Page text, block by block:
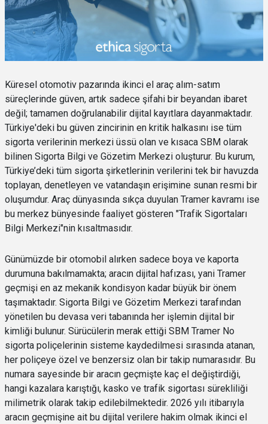
Küresel otomotiv pazarında ikinci el araç alım-satım
süreçlerinde güven, artık sadece şifahi bir beyandan ibaret
değil; tamamen doğrulanabilir dijital kayıtlara dayanmaktadır.
Türkiye'deki bu güven zincirinin en kritik halkasını ise tüm
sigorta verilerinin merkezi üssü olan ve kısaca SBM olarak
bilinen Sigorta Bilgi ve Gözetim Merkezi oluşturur. Bu kurum,
Türkiye’deki tüm sigorta şirketlerinin verilerini tek bir havuzda
toplayan, denetleyen ve vatandaşın erişimine sunan resmi bir
oluşumdur. Araç dünyasında sıkça duyulan Tramer kavramı ise
bu merkez bünyesinde faaliyet gösteren "Trafik Sigortaları
Bilgi Merkezi"nin kısaltmasıdır.
Günümüzde bir otomobil alırken sadece boya ve kaporta
durumuna bakılmamakta; aracın dijital hafızası, yani Tramer
geçmişi en az mekanik kondisyon kadar büyük bir önem
taşımaktadır. Sigorta Bilgi ve Gözetim Merkezi tarafından
yönetilen bu devasa veri tabanında her işlemin dijital bir
kimliği bulunur. Sürücülerin merak ettiği SBM Tramer No
sigorta poliçelerinin sisteme kaydedilmesi sırasında atanan,
her poliçeye özel ve benzersiz olan bir takip numarasıdır. Bu
numara sayesinde bir aracın geçmişte kaç el değiştirdiği,
hangi kazalara karıştığı, kasko ve trafik sigortası sürekliliği
milimetrik olarak takip edilebilmektedir. 2026 yılı itibarıyla
aracın geçmişine ait bu dijital verilere hakim olmak ikinci el